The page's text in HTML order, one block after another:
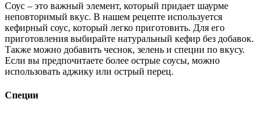
Соус – это важный элемент, который придает шаурме
неповторимый вкус. В нашем рецепте используется
кефирный соус, который легко приготовить. Для его
приготовления выбирайте натуральный кефир без добавок.
Также можно добавить чеснок, зелень и специи по вкусу.
Если вы предпочитаете более острые соусы, можно
использовать аджику или острый перец.
Специи